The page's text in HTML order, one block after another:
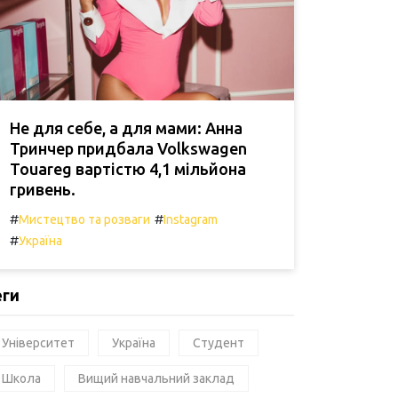
Не для себе, а для мами: Анна
Тринчер придбала Volkswagen
Touareg вартістю 4,1 мільйона
гривень.
#Мистецтво та розваги #Instagram
#Україна
Університет Україна Студент
Школа Вищий навчальний заклад